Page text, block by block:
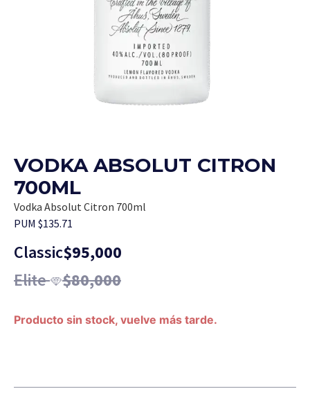
VODKA ABSOLUT CITRON
700ML
Vodka Absolut Citron 700ml
PUM $135.71
Classic$95,000
Elite $80,000
Producto sin stock, vuelve más tarde.